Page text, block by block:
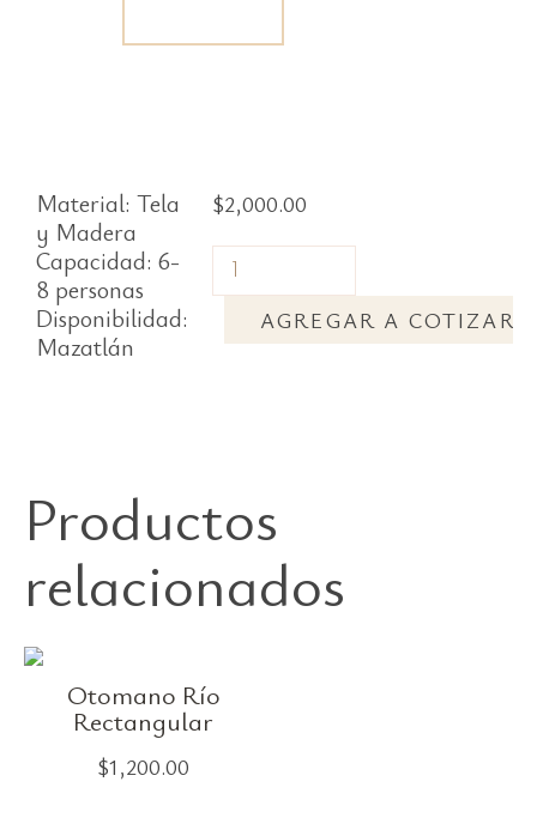
Material: Tela
y Madera
Capacidad: 6-
8 personas
Disponibilidad:
Mazatlán
$2,000.00
AGREGAR A COTIZAR
Productos
relacionados
Otomano Río
Rectangular
$1,200.00